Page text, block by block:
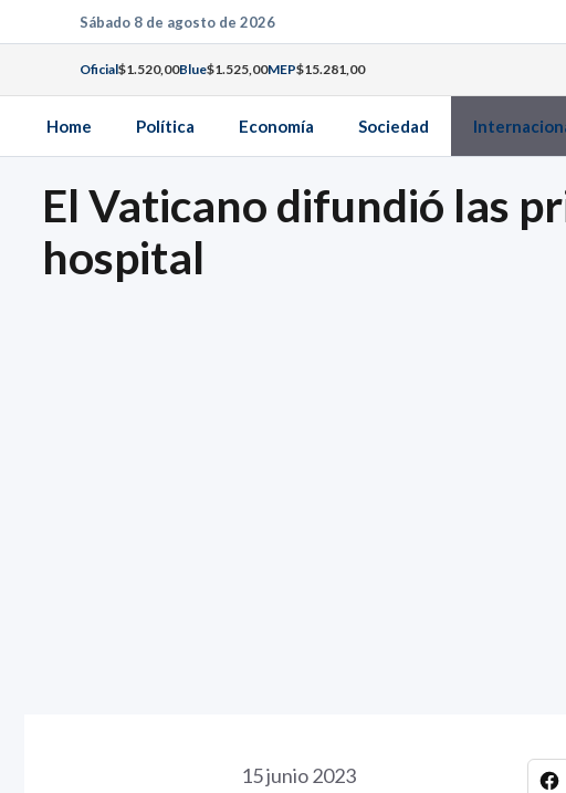
al
contenido
Sábado 8 de agosto de 2026
Oficial$1.520,00Blue$1.525,00MEP$15.281,00
Home Política Economía Sociedad
El Vaticano difundió las
hospital
15 junio 2023